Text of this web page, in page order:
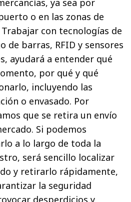
ya sea por
o en las zonas de
con tecnologías de
de barras, RFID y sensores
ayudará a entender qué
por qué y qué
incluyendo las
o envasado. Por
que se retira un envío
Si podemos
a lo largo de toda la
será sencillo localizar
y retirarlo rápidamente,
la seguridad